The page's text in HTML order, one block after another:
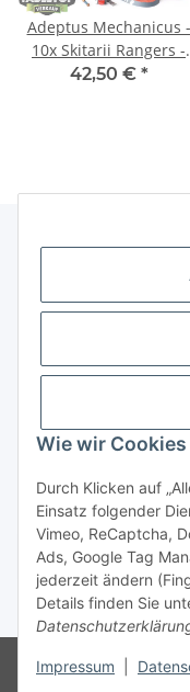
Wie wir
Durch Klicken auf
Einsatz folgender
Vimeo, ReCaptcha,
Ads, Google Tag
jederzeit ändern
Details finden Sie
Impressum
Adeptus Mechanicus -
10x Skitarii Rangers -
bemalt
42,50 € *
Gesetzliche
* Alle Preise inkl.
Besucherzähler: